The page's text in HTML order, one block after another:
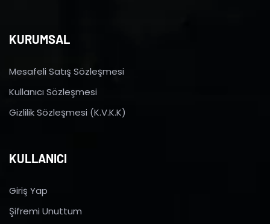
KURUMSAL
Mesafeli Satış Sözleşmesi
Kullanıcı Sözleşmesi
Gizlilik Sözleşmesi (K.V.K.K)
KULLANICI
Giriş Yap
Şifremi Unuttum